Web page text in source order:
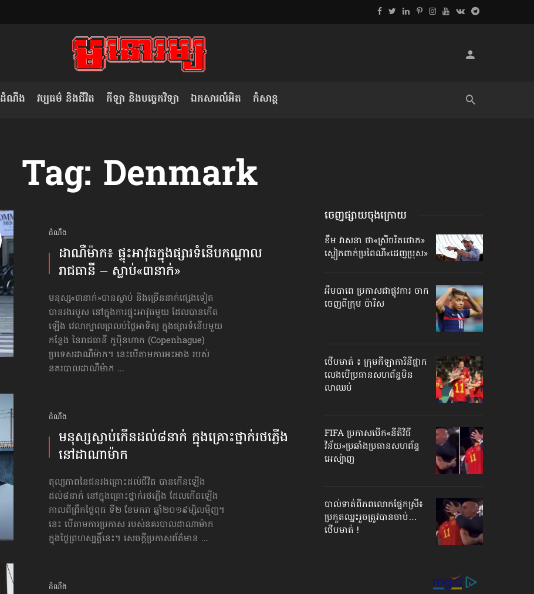
ដំណឹង វប្បធម៌ និងជីវិត កីឡា និងបច្ចេកវិទ្យា ឯកសារលំអិត កំសាន្ដ
Tag: Denmark
ដំណឹង
ដាណឺម៉ាក៖ ផ្ទុះអាវុធ​ក្នុងផ្សារទំនើប​កណ្ដាល
រាជធានី – ស្លាប់​«៣នាក់»
មនុស្ស«៣នាក់»បានស្លាប់ និងច្រើននាក់ផ្សេងទៀត
បានរងរបួស នៅក្នុងការផ្ទុះអាវុធមួយ ដែលបានកើត
ឡើង វេលាក្បាលព្រលប់ថ្ងៃអាទិត្យ ក្នុងផ្សារទំនើបមួយ
កន្លែង នៃរាជធានី កូប៉ិនហាក (Copenhague)
ប្រទេសដាណឺម៉ាក។ នេះបើតាមការអះអាង របស់
នគរបាលដាណឺម៉ាក ...
ដំណឹង
មនុស្ស​ស្លាប់​កើន​ដល់​៨នាក់ ក្នុង​គ្រោះថ្នាក់​រថភ្លើង​
នៅ​ដាណាម៉ាក
តុល្យភាពនៃជនរងគ្រោះដល់ជីវិត បានកើនឡើង
ដល់៨នាក់ នៅក្នុងគ្រោះថ្នាក់រថភ្លើង ដែលកើតឡើង
កាលពីព្រឹកថ្ងៃពុធ ទី២ ខែមករា ឆ្នាំ២០១៩ម្សិលម៉ិញ។
នេះ បើតាមការប្រកាស របស់នគរបាលដាណាម៉ាក
ក្នុងថ្ងៃព្រហស្បត្តិ៍នេះ។ សេចក្ដីប្រកាសព័ត៌មាន ...
ដំណឹង
ចេញផ្សាយចុងក្រោយ
ខឹម វាសនា ថា«ស្រីចរិតថោក»​
ស្លៀកពាក់ប្រពៃណី​«ដេញប្រុស»
អឹមបាពេ ប្រកាសជាផ្លូវការ ចាក
ចេញពីក្រុម ប៉ារីស
ថើបមាត់ ៖ ក្រុមកីឡាការិនី​ផ្អាក
លេង​​បើប្រធានសហព័ន្ធ​មិន
លាឈប់
FIFA ប្រកាសបើក​«នីតិវិធី
វិន័យ»​ប្រឆាំងប្រធានសហព័ន្ធ​
អេស្ប៉ាញ
បាល់ទាត់​ពិភពលោក​ផ្នែកស្រី៖
ប្រកួតឈ្នះរួច​ត្រូវបានចាប់…
ថើបមាត់ !
សម រង្ស៊ី៖ កម្ពុជាគួរមើលគំរូ​តាម​
វៀតណាម ក្នុង​ការប្តូរ​មេដឹកនាំ របស់​
លិខិតប្រិយមិត្ត៖ «កាមតណ្ហា​
មនុស្ស»